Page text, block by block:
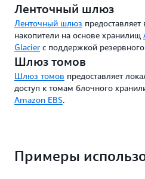
Ленточный шлюз
Ленточный шлюз
накопители на основе хранилищ
Glacier с поддержкой
Шлюз томов
Шлюз томов предоставляет
доступ к томам блочного
Amazon EBS.
Примеры